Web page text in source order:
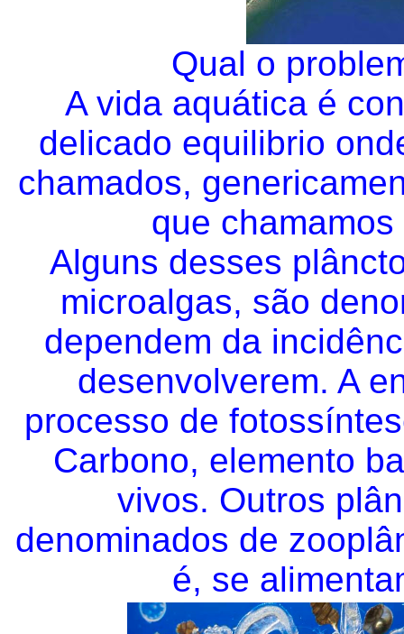
Qual o
A vida aquática é
delicado equilibrio
chamados,
que
Alguns desses
microalgas, são
dependem da
desenvolverem. A
processo de
Carbono, elemento
vivos. Outros
denominados de
é, se